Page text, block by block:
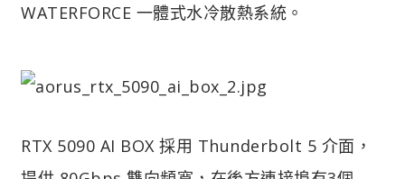
WATERFORCE 一體式水冷散熱系統。
RTX 5090 AI BOX 採用 Thunderbolt 5 介面，